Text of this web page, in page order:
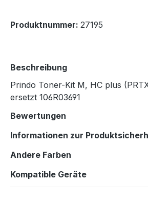
Produktnummer: 27195
Beschreibung
Prindo Toner-Kit M, HC plus
ersetzt 106R03691
Bewertungen
Informationen zur
Andere Farben
Kompatible Geräte